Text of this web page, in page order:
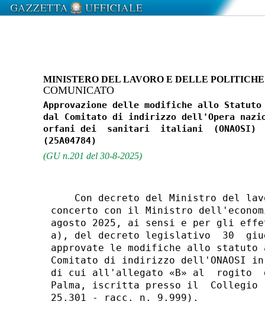
MINISTERO DEL LAVORO E DELLE
COMUNICATO
Approvazione delle modifiche allo
dal Comitato di indirizzo dell'Opera
orfani dei  sanitari  italiani  (ONAOSI)
(GU n.201 del 30-8-2025)
Con decreto del Ministro del
concerto con il Ministro
agosto 2025, ai sensi e per gli
a), del decreto legislativo  30
approvate le modifiche allo
Comitato di indirizzo dell'ONAOSI
di cui all'allegato «B» al  rogito
Palma, iscritta presso il